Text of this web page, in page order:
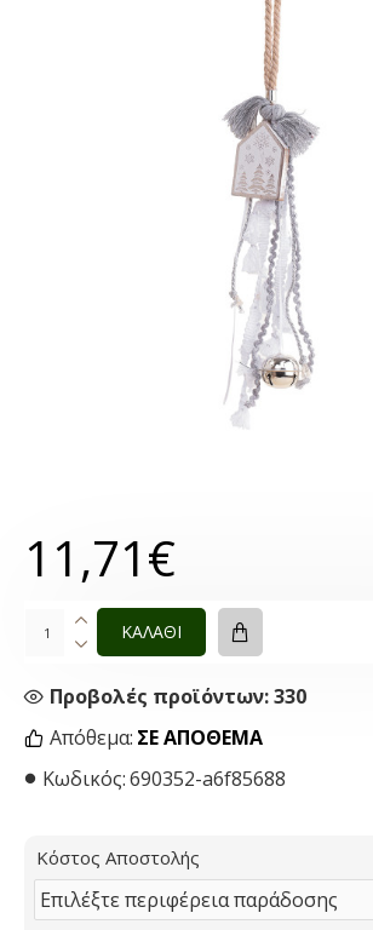
Απόθεμα: ΣΕ ΑΠΌΘΕΜΑ
Κωδικός:690352-a6f85688
Προβολές προϊόντων: 330
11,71€
ΚΑΛΑΘΙ
Κόστος Αποστολής